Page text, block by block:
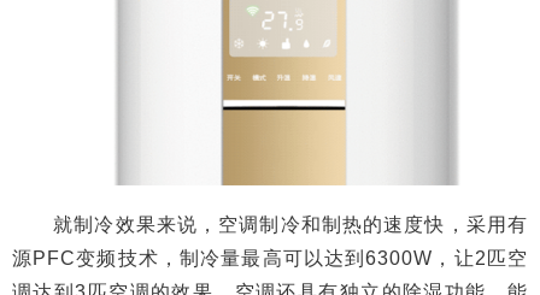
就制冷效果来说，空调制冷和制热的速度快，采用有
源PFC变频技术，制冷量最高可以达到6300W，让2匹空